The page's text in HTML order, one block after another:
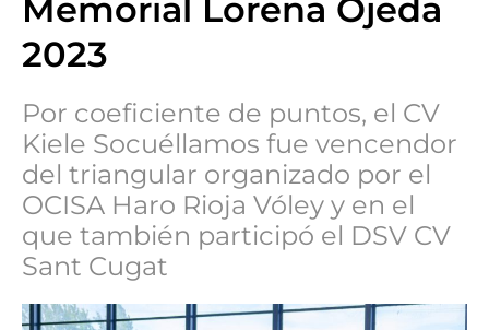
Memorial Lorena Ojeda
2023
Por coeficiente de puntos, el CV
Kiele Socuéllamos fue vencendor
del triangular organizado por el
OCISA Haro Rioja Vóley y en el
que también participó el DSV CV
Sant Cugat